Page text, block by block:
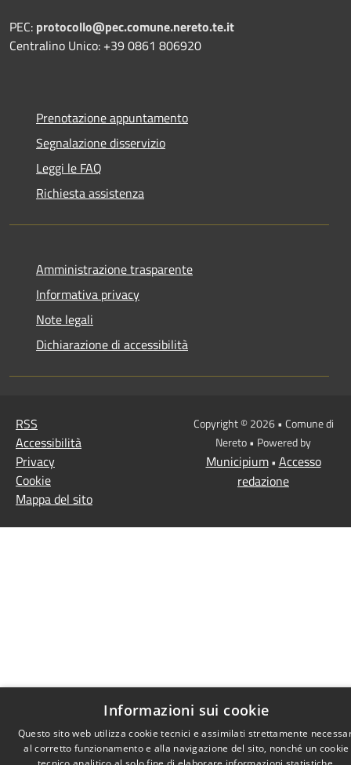
PEC: protocollo@pec.comune.nereto.te.it
Centralino Unico: +39 0861 806920
Prenotazione appuntamento
Segnalazione disservizio
Leggi le FAQ
Richiesta assistenza
Amministrazione trasparente
Informativa privacy
Note legali
Dichiarazione di accessibilità
RSS
Accessibilità
Privacy
Cookie
Mappa del sito
Copyright © 2026 • Comune di
Nereto • Powered by
Municipium• Accesso
redazione
Informazioni sui cookie
Questo sito web utilizza cookie tecnici e assimilati strettamente
al corretto funzionamento e alla navigazione del sito, nonché un cookie